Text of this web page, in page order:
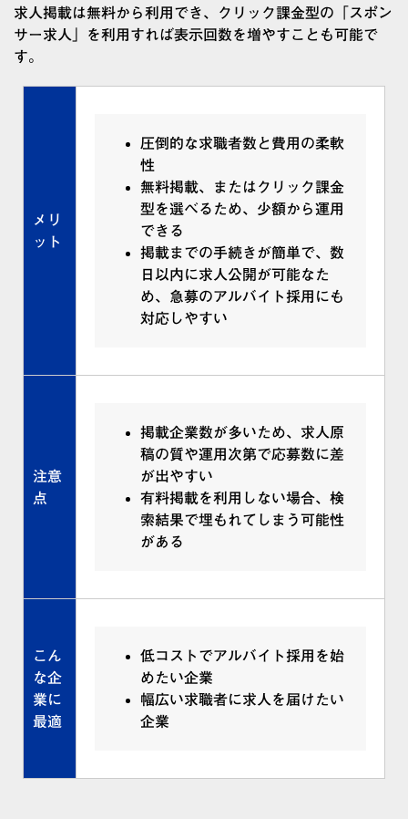
求人掲載は無料から利用でき、クリック課金型の「スポン
サー求人」を利用すれば表示回数を増やすことも可能で
す。
メリ
ット
圧倒的な求職者数と費用の柔軟
性
無料掲載、またはクリック課金
型を選べるため、少額から運用
できる
掲載までの手続きが簡単で、数
日以内に求人公開が可能なた
め、急募のアルバイト採用にも
対応しやすい
注意
点
掲載企業数が多いため、求人原
稿の質や運用次第で応募数に差
が出やすい
有料掲載を利用しない場合、検
索結果で埋もれてしまう可能性
がある
こん
な企
業に
最適
低コストでアルバイト採用を始
めたい企業
幅広い求職者に求人を届けたい
企業